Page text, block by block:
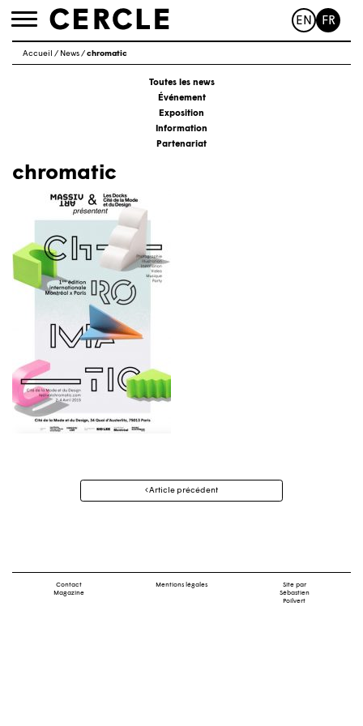
Toggle
EN FR
Accueil / News/chromatic
Toutes les news
Événement
Exposition
Information
Partenariat
chromatic
Navigation
Article précédent
Contact
Magazine
Mentions légales
Site par
Sébastien
Poilvert